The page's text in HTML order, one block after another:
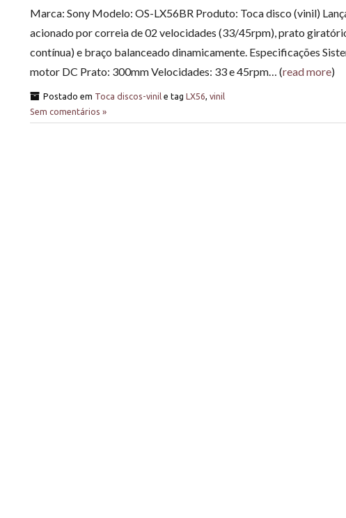
Marca: Sony Modelo: OS-LX56BR Produto: Toca disco (vinil)
acionado por correia de 02 velocidades (33/45rpm), prato
contínua) e braço balanceado dinamicamente. Especificações
motor DC Prato: 300mm Velocidades: 33 e 45rpm… (read more)
Postado em Toca discos-vinil e tag LX56, vinil
Sem comentários »